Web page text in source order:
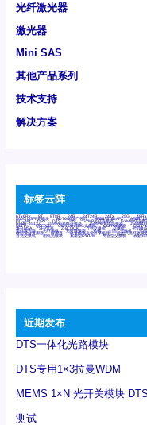
光纤激光器
激光器
Mini SAS
其他产品系列
技术支持
解决方案
标签云阵
6Tx6Rx 8T 8T8R 24R 24T24R 24Tx 25G 48Rx
800G OSFP光模块 AD7606国产替代 AFBR-57B4APZ AFBR-
DC~4M DSS DTS DVS GYMB光纤连接器 GYM光纤连接
HFBR-4513Z J599A6光纤连接器 J599A8光电连接器 J599MT
QSFP+ QSFP28 QSFP28 100G光模块 QSFP28笼座 QSFP
SFP MSA SFP笼座 Z-BLOCK 万兆交换机 交换机 光切换
光纤激光器 光纤跳线 光纤连接器 光耦 全国产交换机 军
微型波分复用器 探测器 收发模块光学引擎组件 机架式光纤收发
百兆交换机 相机光模块 紧凑型DWDM 网管型交换机 表贴式
近期发布
DTS一体化光路模块
DTS专用1×3拉曼WDM
MEMS 1×N 光开关模块
测试